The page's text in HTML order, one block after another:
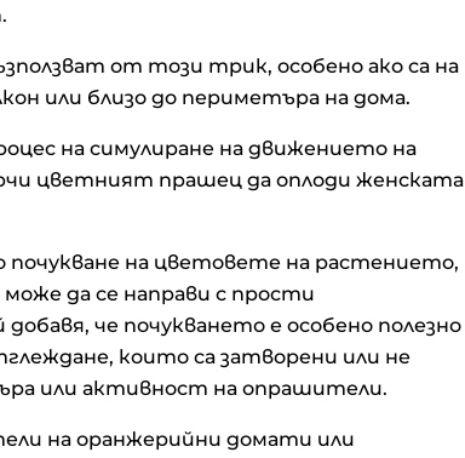
от този трик, особено ако са на
или близо до периметъра на дома.
на симулиране на движението на
цветният прашец да оплоди женската
почукване на цветовете на растението,
да се направи с прости
че почукването е особено полезно
които са затворени или не
или активност на опрашители.
на оранжерийни домати или